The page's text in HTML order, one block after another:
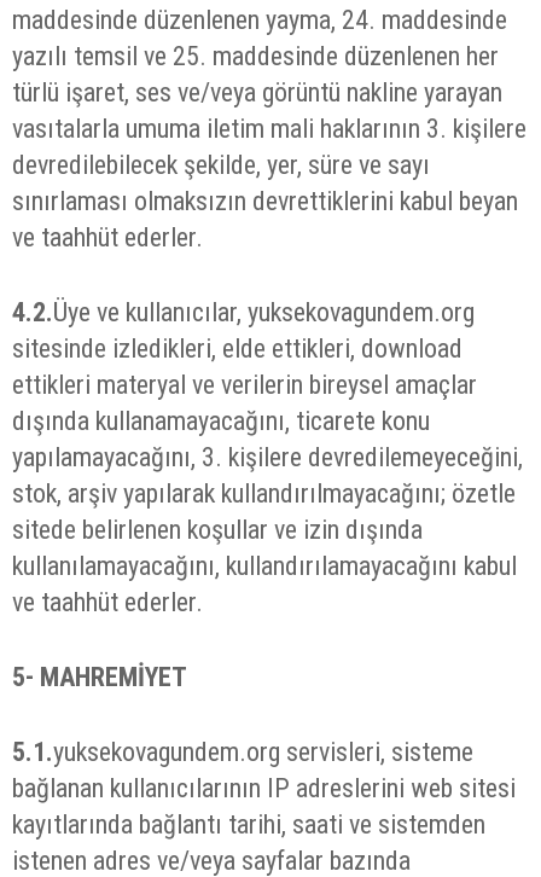
maddesinde düzenlenen yayma, 24. maddesinde
yazılı temsil ve 25. maddesinde düzenlenen her
türlü işaret, ses ve/veya görüntü nakline yarayan
vasıtalarla umuma iletim mali haklarının 3. kişilere
devredilebilecek şekilde, yer, süre ve sayı
sınırlaması olmaksızın devrettiklerini kabul beyan
ve taahhüt ederler.
4.2.Üye ve kullanıcılar, yuksekovagundem.org
sitesinde izledikleri, elde ettikleri, download
ettikleri materyal ve verilerin bireysel amaçlar
dışında kullanamayacağını, ticarete konu
yapılamayacağını, 3. kişilere devredilemeyeceğini,
stok, arşiv yapılarak kullandırılmayacağını; özetle
sitede belirlenen koşullar ve izin dışında
kullanılamayacağını, kullandırılamayacağını kabul
ve taahhüt ederler.
5- MAHREMİYET
5.1.yuksekovagundem.org servisleri, sisteme
bağlanan kullanıcılarının IP adreslerini web sitesi
kayıtlarında bağlantı tarihi, saati ve sistemden
istenen adres ve/veya sayfalar bazında